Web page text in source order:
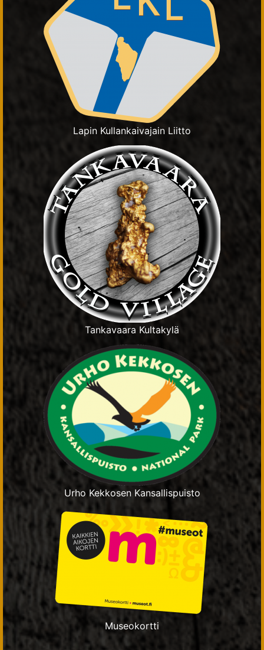
Lapin Kullankaivajain Liitto
Tankavaara Kultakylä
Urho Kekkosen Kansallispuisto
Museokortti